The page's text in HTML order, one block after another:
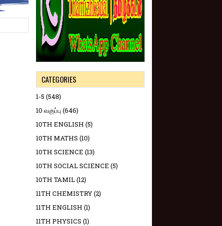
CATEGORIES
1-5 (548)
10 வகுப்பு (646)
10TH ENGLISH (5)
10TH MATHS (10)
10TH SCIENCE (13)
10TH SOCIAL SCIENCE (5)
10TH TAMIL(12)
11TH CHEMISTRY(2)
11TH ENGLISH (1)
11TH PHYSICS (1)